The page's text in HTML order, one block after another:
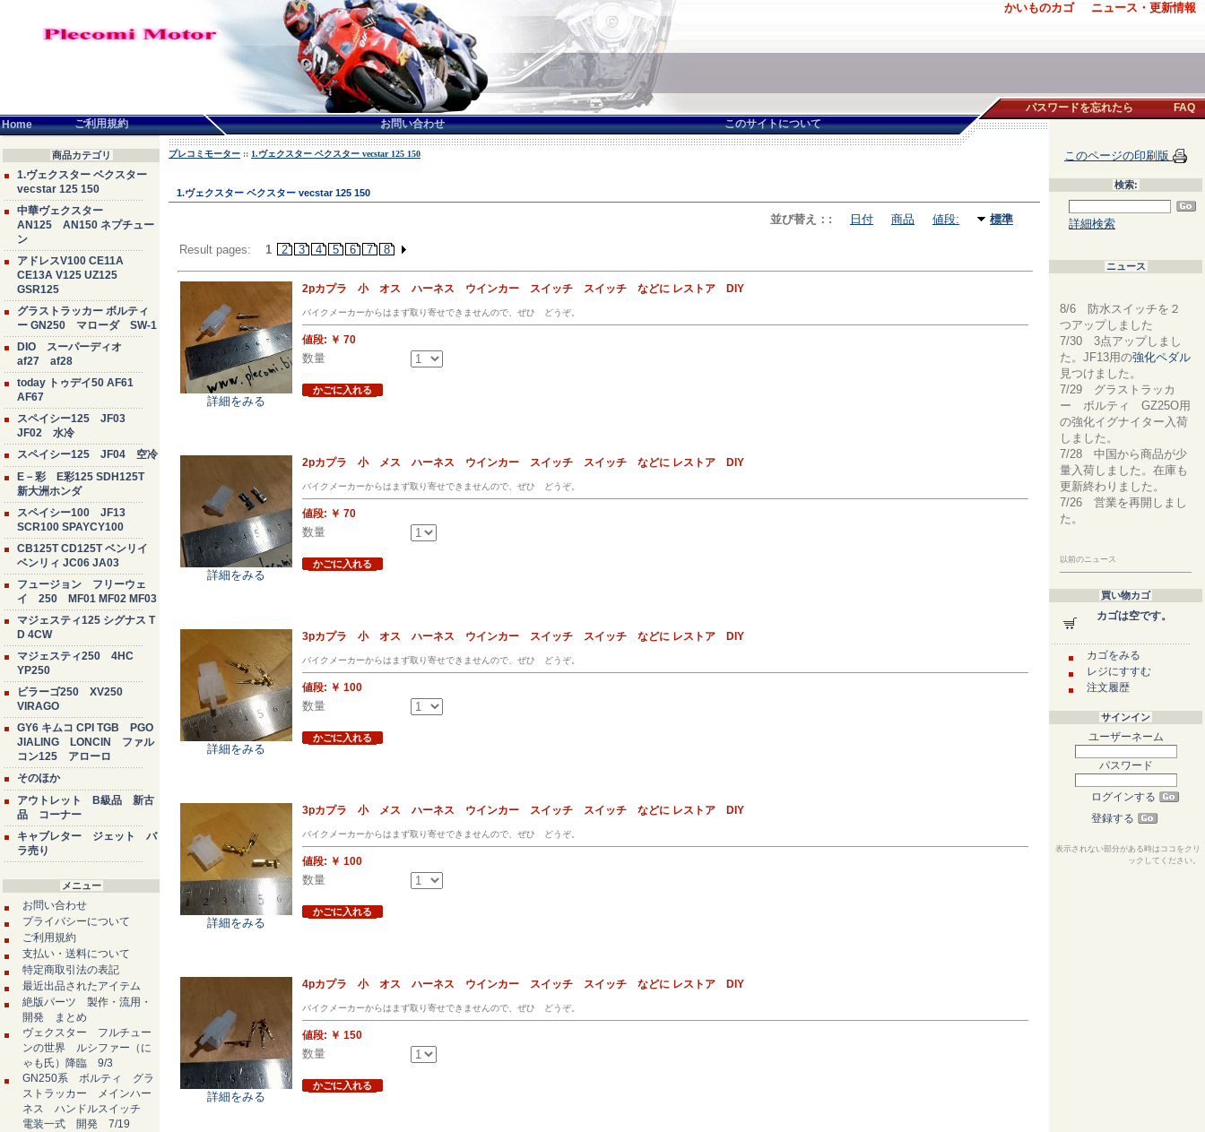
かいものカゴ ニュース・更新情報
Home ご利用規約 お問い合わせ このサイトについて
パスワードを忘れたら FAQ
商品カテゴリ
1.ヴェクスター ベクスター
vecstar 125 150
中華ヴェクスター
AN125 AN150 ネプチュー
ン
アドレスV100 CE11A
CE13A V125 UZ125
GSR125
グラストラッカー ボルティ
ー GN250 マローダ SW-1
DIO スーパーディオ
af27 af28
today トゥデイ50 AF61
AF67
スペイシー125 JF03
JF02 水冷
スペイシー125 JF04 空冷
E－彩 E彩125 SDH125T
新大洲ホンダ
スペイシー100 JF13
SCR100 SPAYCY100
CB125T CD125T ベンリイ
ベンリィ JC06 JA03
フュージョン フリーウェ
イ 250 MF01 MF02 MF03
マジェスティ125 シグナス T
D 4CW
マジェスティ250 4HC
YP250
ビラーゴ250 XV250
VIRAGO
GY6 キムコ CPI TGB PGO
JIALING LONCIN ファル
コン125 アローロ
そのほか
アウトレット B級品 新古
品 コーナー
キャブレター ジェット バ
ラ売り
メニュー
お問い合わせ
プライバシーについて
ご利用規約
支払い・送料について
特定商取引法の表記
最近出品されたアイテム
絶版パーツ 製作・流用・
開発 まとめ
ヴェクスター フルチュー
ンの世界 ルシファー（に
ゃも氏）降臨 9/3
GN250系 ボルティ グラ
ストラッカー メインハー
ネス ハンドルスイッチ
電装一式 開発 7/19
プレコミモーター :: 1.ヴェクスター ベクスター vecstar 125 150
1.ヴェクスター ベクスター vecstar 125 150
並び替え：: 日付 商品 値段: 標準
Result pages: 1 2 3 4 5 6 7 8
詳細をみる
2pカプラ 小 オス ハーネス ウインカー スイッチ スイッチ などに レストア DIY
バイクメーカーからはまず取り寄せできませんので、ぜひ どうぞ。
値段: ￥ 70
数量
かごに入れる
詳細をみる
2pカプラ 小 メス ハーネス ウインカー スイッチ スイッチ などに レストア DIY
バイクメーカーからはまず取り寄せできませんので、ぜひ どうぞ。
値段: ￥ 70
数量
かごに入れる
詳細をみる
3pカプラ 小 オス ハーネス ウインカー スイッチ スイッチ などに レストア DIY
バイクメーカーからはまず取り寄せできませんので、ぜひ どうぞ。
値段: ￥ 100
数量
かごに入れる
詳細をみる
3pカプラ 小 メス ハーネス ウインカー スイッチ スイッチ などに レストア DIY
バイクメーカーからはまず取り寄せできませんので、ぜひ どうぞ。
値段: ￥ 100
数量
かごに入れる
詳細をみる
4pカプラ 小 オス ハーネス ウインカー スイッチ スイッチ などに レストア DIY
バイクメーカーからはまず取り寄せできませんので、ぜひ どうぞ。
値段: ￥ 150
数量
かごに入れる
このページの印刷版
検索:
詳細検索
ニュース
8/6 防水スイッチを２
つアップしました
7/30 3点アップしまし
た。JF13用の強化ペダル
見つけました。
7/29 グラストラッカ
ー ボルティ GZ25O用
の強化イグナイター入荷
しました。
7/28 中国から商品が少
量入荷しました。在庫も
更新終わりました。
7/26 営業を再開しまし
た。
以前のニュース
買い物カゴ
カゴは空です。
カゴをみる
レジにすすむ
注文履歴
サインイン
ユーザーネーム
パスワード
ログインする
登録する
表示されない部分がある時はココをクリ
ックしてください。